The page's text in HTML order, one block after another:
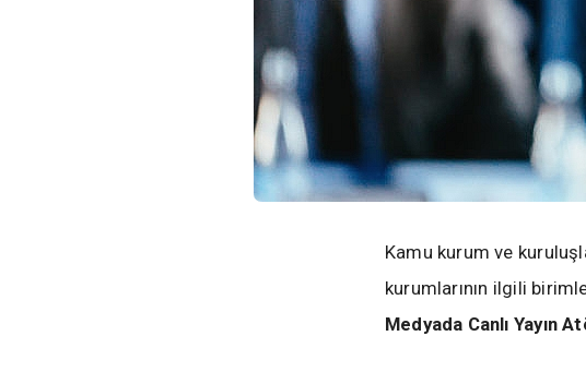
Kamu kurum ve
kurumlarının ilgili
Medyada Canlı Yayın